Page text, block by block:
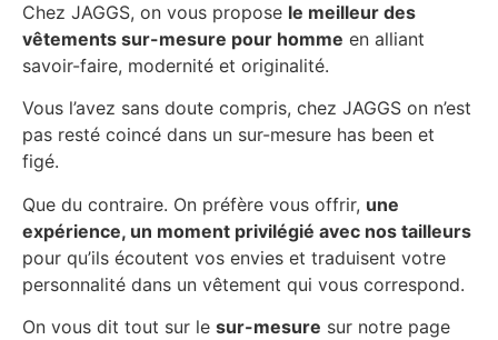
Chez JAGGS, on vous propose le meilleur des
vêtements sur-mesure pour homme en alliant
savoir-faire, modernité et originalité.
Vous l’avez sans doute compris, chez JAGGS on n’est
pas resté coincé dans un sur-mesure has been et
figé.
Que du contraire. On préfère vous offrir, une
expérience, un moment privilégié avec nos tailleurs
pour qu’ils écoutent vos envies et traduisent votre
personnalité dans un vêtement qui vous correspond.
On vous dit tout sur le sur-mesure sur notre page